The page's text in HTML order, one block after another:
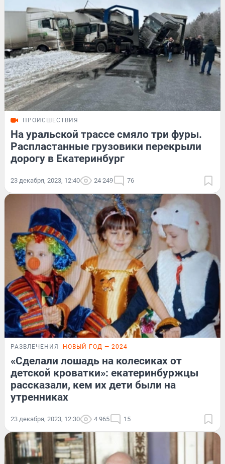
ПРОИСШЕСТВИЯ
На уральской трассе смяло три фуры.
Распластанные грузовики перекрыли
дорогу в Екатеринбург
23 декабря, 2023, 12:40 24 249 76
РАЗВЛЕЧЕНИЯ НОВЫЙ ГОД — 2024
«Сделали лошадь на колесиках от
детской кроватки»: екатеринбуржцы
рассказали, кем их дети были на
утренниках
23 декабря, 2023, 12:30 4 965 15